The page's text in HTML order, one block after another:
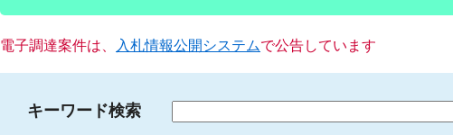
電子調達案件は、 入札情報公開システムで公告しています
キーワード検索